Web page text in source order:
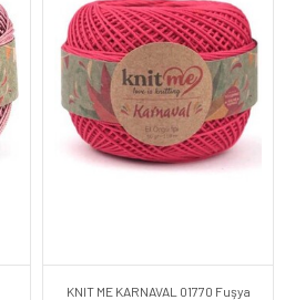
KNIT ME KARNAVAL 01770 Fuşya